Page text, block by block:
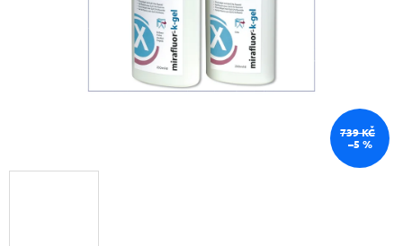
739 KČ
–5 %